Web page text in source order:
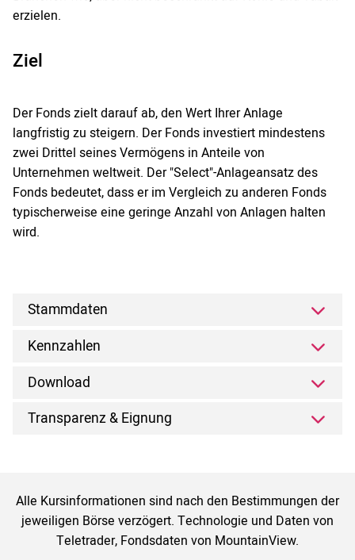
erzielen.
Ziel
Der Fonds zielt darauf ab, den Wert Ihrer Anlage
langfristig zu steigern. Der Fonds investiert mindestens
zwei Drittel seines Vermögens in Anteile von
Unternehmen weltweit. Der "Select"-Anlageansatz des
Fonds bedeutet, dass er im Vergleich zu anderen Fonds
typischerweise eine geringe Anzahl von Anlagen halten
wird.
Stammdaten
Kennzahlen
Download
Transparenz & Eignung
Alle Kursinformationen sind nach den Bestimmungen der
jeweiligen Börse verzögert. Technologie und Daten von
Teletrader, Fondsdaten von MountainView.